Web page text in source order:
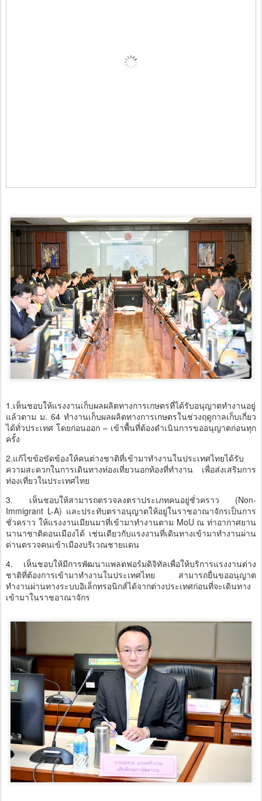
1.เห็นชอบให้แรงงานเก็บผลผลิตทางการเกษตรที่ได้รับอนุญาตทำงานอยู่
แล้วตาม ม. 64 ทำงานเก็บผลผลิตทางการเกษตรในช่วงฤดูกาลเก็บเกี่ยว
ได้ทั่วประเทศ โดยก่อนออก – เข้าพื้นที่ต้องดำเนินการขออนุญาตก่อนทุก
ครั้ง
2.แก้ไขข้อขัดข้องให้คนต่างชาติที่เข้ามาทำงานในประเทศไทยได้รับ
ความสะดวกในการเดินทางท่องเที่ยวนอกท้องที่ทำงาน เพื่อส่งเสริมการ
ท่องเที่ยวในประเทศไทย
3. เห็นชอบให้สามารถตรวจลงตราประเภทคนอยู่ชั่วคราว (Non-
Immigrant L-A) และประทับตราอนุญาตให้อยู่ในราชอาณาจักรเป็นการ
ชั่วคราว ให้แรงงานเมียนมาที่เข้ามาทำงานตาม MoU ณ ท่าอากาศยาน
นานาชาติดอนเมืองได้ เช่นเดียวกับแรงงานที่เดินทางเข้ามาทำงานผ่าน
ด่านตรวจคนเข้าเมืองบริเวณชายแดน
4. เห็นชอบให้มีการพัฒนาแพลตฟอร์มดิจิทัลเพื่อให้บริการแรงงานต่าง
ชาติที่ต้องการเข้ามาทำงานในประเทศไทย สามารถยื่นขออนุญาต
ทำงานผ่านทางระบบอิเล็กทรอนิกส์ได้จากต่างประเทศก่อนที่จะเดินทาง
เข้ามาในราชอาณาจักร